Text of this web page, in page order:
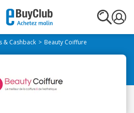
& Cashback Beauty Coiffure